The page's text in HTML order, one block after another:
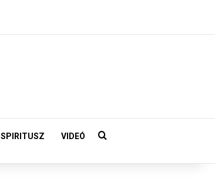
SPIRITUSZ VIDEÓ Keresés: